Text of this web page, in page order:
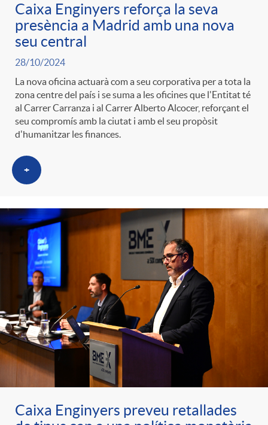
Caixa Enginyers reforça la seva
presència a Madrid amb una nova
seu central
28/10/2024
La nova oficina actuarà com a seu corporativa per a tota la
zona centre del país i se suma a les oficines que l'Entitat té
al Carrer Carranza i al Carrer Alberto Alcocer, reforçant el
seu compromís amb la ciutat i amb el seu propòsit
d'humanitzar les finances.
+
Caixa Enginyers preveu retallades